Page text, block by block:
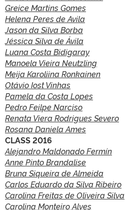
Greice Martins Gomes
Helena Peres de Avila
Jason da Silva Borba
Jéssica Silva de Ávila
Luana Costa Bidigaray
Manoela Vieira Neutzling
Meija Karoliina Ronkainen
Otávio Iost Vinhas
Pamela da Costa Lopes
Pedro Feilpe Narciso
Renata Viera Rodrigues Severo
Rosana Daniela Ames
CLASS 2016
Alejandro Maldonado Fermín
Anne Pinto Brandalise
Bruna Siqueira de Almeida
Carlos Eduardo da Silva Ribeiro
Carolina Freitas de Oliveira Silva
Carolina Monteiro Alves